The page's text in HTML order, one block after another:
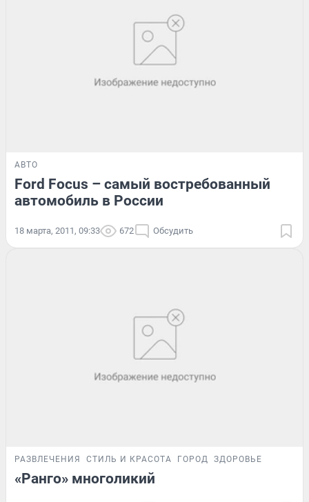
АВТО
Ford Focus – самый востребованный
автомобиль в России
18 марта, 2011, 09:33 672 Обсудить
РАЗВЛЕЧЕНИЯ СТИЛЬ И КРАСОТА ГОРОД ЗДОРОВЬЕ
«Ранго» многоликий